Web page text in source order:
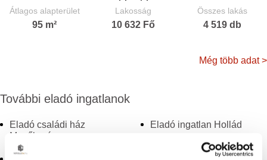
Átlagos alapterület
95 m²
Lakosság
10 632 Fő
Összes lakás
4 519 db
Még több adat >
További eladó ingatlanok
Eladó családi ház
Mezőberény
Eladó ingatlan Hollád
Eladó ingatlan Kánya